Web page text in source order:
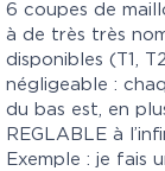
6 coupes de
à de très très
disponibles (T1,
négligeable :
du bas est, en
REGLABLE à
Exemple : je fais